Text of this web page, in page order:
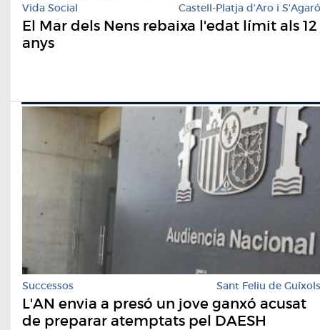
Vida Social Castell-Platja d'Aro i S'Agaró
El Mar dels Nens rebaixa l'edat límit als 12
anys
Successos Sant Feliu de Guíxols
L'AN envia a presó un jove ganxó acusat
de preparar atemptats pel DAESH